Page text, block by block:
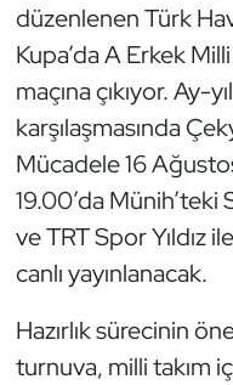
düzenlenen Türk
Kupa’da A Erkek
maçına çıkıyor. Ay-
karşılaşmasında
Mücadele 16
19.00’da Münih’teki
ve TRT Spor Yıldız
canlı yayınlanacak.
Hazırlık sürecinin
turnuva, milli takım
Futbol
Futsal
Genel
Güreş
Halter